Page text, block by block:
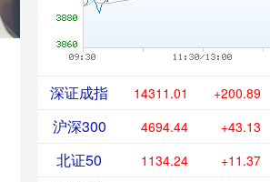
深证成指 14311.01 +200.89
沪深300 4694.44 +43.13
北证50 1134.24 +11.37